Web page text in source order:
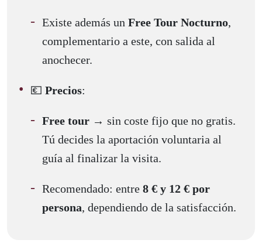
Existe además un Free Tour Nocturno,
complementario a este, con salida al
anochecer.
💶 Precios:
Free tour → sin coste fijo que no gratis.
Tú decides la aportación voluntaria al
guía al finalizar la visita.
Recomendado: entre 8 € y 12 € por
persona, dependiendo de la satisfacción.